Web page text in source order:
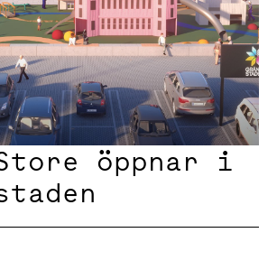
öppnar i